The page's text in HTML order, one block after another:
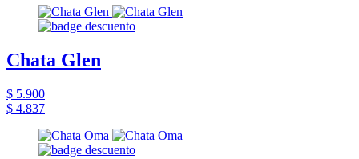
Chata Glen
$ 5.900
$ 4.837